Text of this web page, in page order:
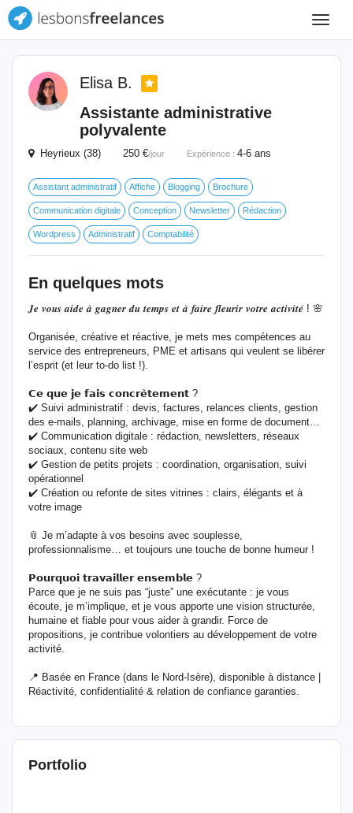
Toggle
Elisa B.
Assistante administrative
polyvalente
Heyrieux (38) 250 €/jour Expérience : 4-6 ans
Assistant administratif Affiche Blogging Brochure
Communication digitale Conception Newsletter Rédaction
Wordpress Administratif Comptabilité
En quelques mots
𝑱𝒆 𝒗𝒐𝒖𝒔 𝒂𝒊𝒅𝒆 𝒂̀ 𝒈𝒂𝒈𝒏𝒆𝒓 𝒅𝒖 𝒕𝒆𝒎𝒑𝒔 𝒆𝒕 𝒂̀ 𝒇𝒂𝒊𝒓𝒆 𝒇𝒍𝒆𝒖𝒓𝒊𝒓 𝒗𝒐𝒕𝒓𝒆 𝒂𝒄𝒕𝒊𝒗𝒊𝒕𝒆́ ! 🌸
Organisée, créative et réactive, je mets mes compétences au
service des entrepreneurs, PME et artisans qui veulent se libérer
l’esprit (et leur to-do list !).
𝗖𝗲 𝗾𝘂𝗲 𝗷𝗲 𝗳𝗮𝗶𝘀 𝗰𝗼𝗻𝗰𝗿𝗲̀𝘁𝗲𝗺𝗲𝗻𝘁 ?
✔️ Suivi administratif : devis, factures, relances clients, gestion
des e-mails, planning, archivage, mise en forme de document…
✔️ Communication digitale : rédaction, newsletters, réseaux
sociaux, contenu site web
✔️ Gestion de petits projets : coordination, organisation, suivi
opérationnel
✔️ Création ou refonte de sites vitrines : clairs, élégants et à
votre image
📎 Je m’adapte à vos besoins avec souplesse,
professionnalisme… et toujours une touche de bonne humeur !
𝗣𝗼𝘂𝗿𝗾𝘂𝗼𝗶 𝘁𝗿𝗮𝘃𝗮𝗶𝗹𝗹𝗲𝗿 𝗲𝗻𝘀𝗲𝗺𝗯𝗹𝗲 ?
Parce que je ne suis pas “juste” une exécutante : je vous
écoute, je m’implique, et je vous apporte une vision structurée,
humaine et fiable pour vous aider à grandir. Force de
propositions, je contribue volontiers au développement de votre
activité.
📍 Basée en France (dans le Nord-Isère), disponible à distance |
Réactivité, confidentialité & relation de confiance garanties.
Portfolio